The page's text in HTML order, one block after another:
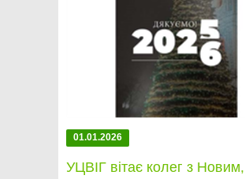
01.01.2026
УЦВІГ вітає колег з